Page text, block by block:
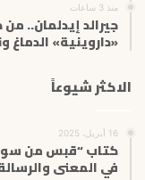
منذ 3 ساعات
جيرالد إيدلمان..
«داروينية» الدماغ
الاكثر شيوعاً
16 أبريل، 2025
كتاب “قبس من سور
في المعنى